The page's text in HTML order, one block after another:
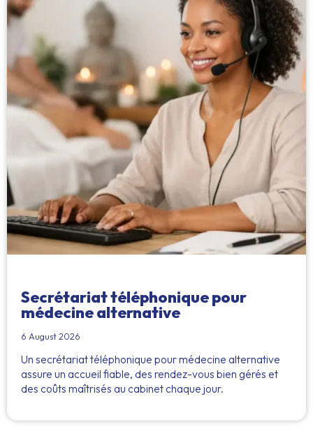
Secrétariat téléphonique pour
médecine alternative
6 August 2026
Un secrétariat téléphonique pour médecine alternative
assure un accueil fiable, des rendez-vous bien gérés et
des coûts maîtrisés au cabinet chaque jour.